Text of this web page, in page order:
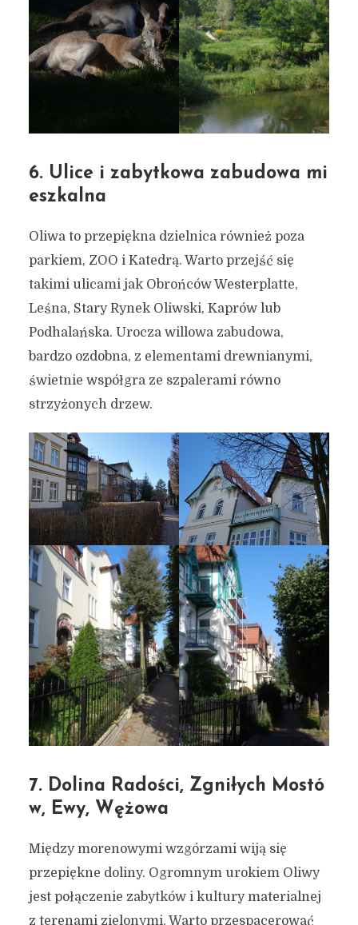
6. Ulice i zabytkowa zabudowa mi
eszkalna
Oliwa to przepiękna dzielnica również poza
parkiem, ZOO i Katedrą. Warto przejść się
takimi ulicami jak Obrońców Westerplatte,
Leśna, Stary Rynek Oliwski, Kaprów lub
Podhalańska. Urocza willowa zabudowa,
bardzo ozdobna, z elementami drewnianymi,
świetnie współgra ze szpalerami równo
strzyżonych drzew.
7. Dolina Radości, Zgniłych Mostó
w, Ewy, Wężowa
Między morenowymi wzgórzami wiją się
przepiękne doliny. Ogromnym urokiem Oliwy
jest połączenie zabytków i kultury materialnej
z terenami zielonymi. Warto przespacerować